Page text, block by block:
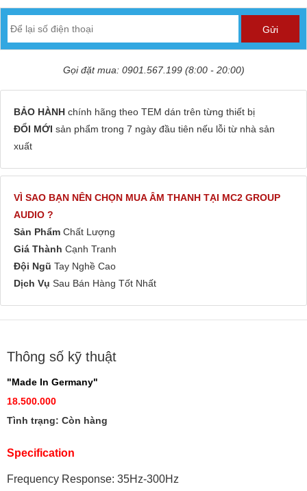
Gọi đặt mua: 0901.567.199 (8:00 - 20:00)
BẢO HÀNH chính hãng theo TEM dán trên từng thiết bị
ĐỔI MỚI sản phẩm trong 7 ngày đầu tiên nếu lỗi từ nhà sản
xuất
VÌ SAO BẠN NÊN CHỌN MUA ÂM THANH TẠI MC2 GROUP
AUDIO ?
Sản Phẩm Chất Lượng
Giá Thành Cạnh Tranh
Đội Ngũ Tay Nghề Cao
Dịch Vụ Sau Bán Hàng Tốt Nhất
Thông số kỹ thuật
"Made In Germany"
18.500.000
Tình trạng: Còn hàng
Specification
Frequency Response: 35Hz-300Hz